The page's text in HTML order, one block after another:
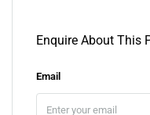
Enquire About This
Email